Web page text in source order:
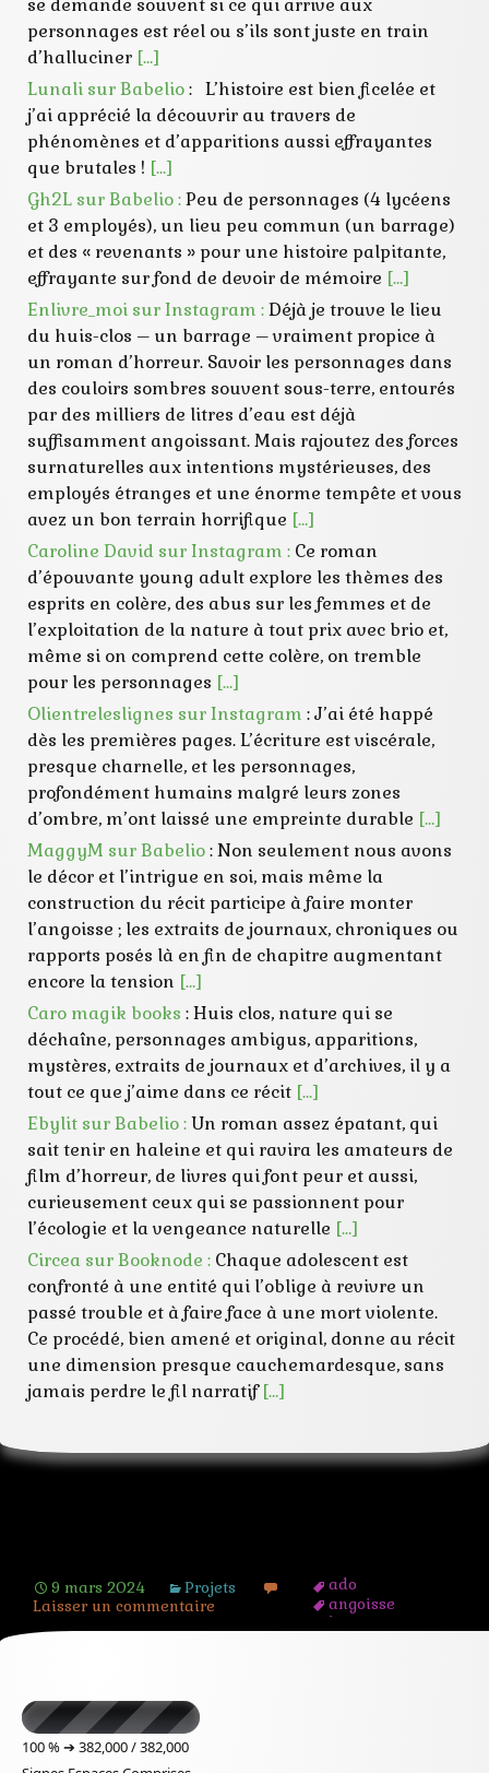
se demande souvent si ce qui arrive aux
personnages est réel ou s’ils sont juste en train
d’halluciner […]
Lunali sur Babelio: L’histoire est bien ficelée et
j’ai apprécié la découvrir au travers de
phénomènes et d’apparitions aussi effrayantes
que brutales ! […]
Gh2L sur Babelio :Peu de personnages (4 lycéens
et 3 employés), un lieu peu commun (un barrage)
et des « revenants » pour une histoire palpitante,
effrayante sur fond de devoir de mémoire […]
Enlivre_moi sur Instagram :Déjà je trouve le lieu
du huis-clos – un barrage – vraiment propice à
un roman d’horreur. Savoir les personnages dans
des couloirs sombres souvent sous-terre, entourés
par des milliers de litres d’eau est déjà
suffisamment angoissant. Mais rajoutez des forces
surnaturelles aux intentions mystérieuses, des
employés étranges et une énorme tempête et vous
avez un bon terrain horrifique […]
Caroline David sur Instagram : Ce roman
d’épouvante young adult explore les thèmes des
esprits en colère, des abus sur les femmes et de
l’exploitation de la nature à tout prix avec brio et,
même si on comprend cette colère, on tremble
pour les personnages […]
Olientreleslignes sur Instagram : J’ai été happé
dès les premières pages. L’écriture est viscérale,
presque charnelle, et les personnages,
profondément humains malgré leurs zones
d’ombre, m’ont laissé une empreinte durable […]
MaggyM sur Babelio: Non seulement nous avons
le décor et l’intrigue en soi, mais même la
construction du récit participe à faire monter
l’angoisse ; les extraits de journaux, chroniques ou
rapports posés là en fin de chapitre augmentant
encore la tension […]
Caro magik books : Huis clos, nature qui se
déchaîne, personnages ambigus, apparitions,
mystères, extraits de journaux et d’archives, il y a
tout ce que j’aime dans ce récit […]
Ebylit sur Babelio :Un roman assez épatant, qui
sait tenir en haleine et qui ravira les amateurs de
film d’horreur, de livres qui font peur et aussi,
curieusement ceux qui se passionnent pour
l’écologie et la vengeance naturelle […]
Circea sur Booknode : Chaque adolescent est
confronté à une entité qui l’oblige à revivre un
passé trouble et à faire face à une mort violente.
Ce procédé, bien amené et original, donne au récit
une dimension presque cauchemardesque, sans
jamais perdre le fil narratif[…]
9 mars 2024 Projets
ado
angoisse
barrage
Laisser un commentaire
100 % ➔ 382,000 / 382,000